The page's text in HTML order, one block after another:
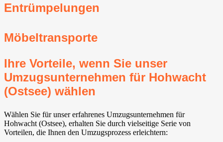
Entrümpelungen
Möbeltransporte
Ihre Vorteile, wenn Sie unser
Umzugsunternehmen für Hohwacht
(Ostsee) wählen
Wählen Sie für unser erfahrenes Umzugsunternehmen für
Hohwacht (Ostsee), erhalten Sie durch vielseitige Serie von
Vorteilen, die Ihnen den Umzugsprozess erleichtern: